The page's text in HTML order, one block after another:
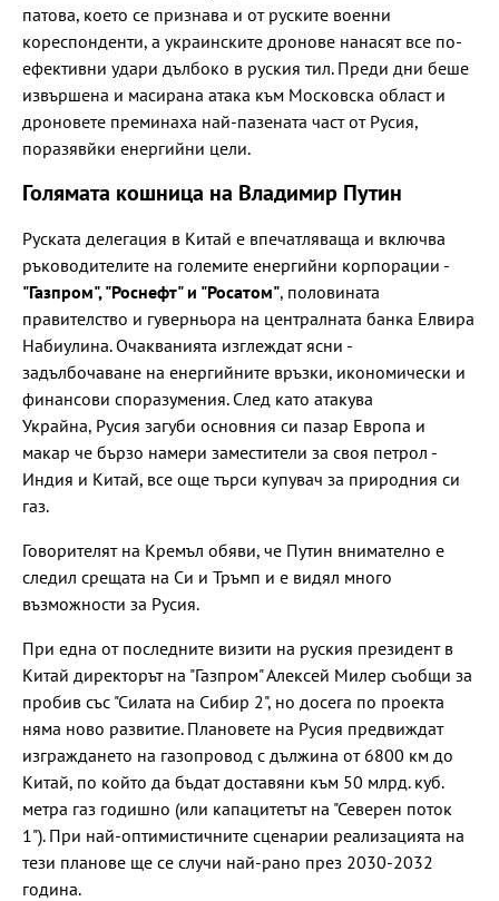
патова, което се признава и от руските военни
кореспонденти, а украинските дронове нанасят все по-
ефективни удари дълбоко в руския тил. Преди дни беше
извършена и масирана атака към Московска област и
дроновете преминаха най-пазената част от Русия,
поразявйки енергийни цели.
Голямата кошница на Владимир Путин
Руската делегация в Китай е впечатляваща и включва
ръководителите на големите енергийни корпорации -
"Газпром", "Роснефт" и "Росатом", половината
правителство и гуверньора на централната банка Елвира
Набиулина. Очакванията изглеждат ясни -
задълбочаване на енергийните връзки, икономически и
финансови споразумения. След като атакува
Украйна, Русия загуби основния си пазар Европа и
макар че бързо намери заместители за своя петрол -
Индия и Китай, все още търси купувач за природния си
газ.
Говорителят на Кремъл обяви, че Путин внимателно е
следил срещата на Си и Тръмп и е видял много
възможности за Русия.
При една от последните визити на руския президент в
Китай директорът на "Газпром" Алексей Милер съобщи за
пробив със "Силата на Сибир 2", но досега по проекта
няма ново развитие. Плановете на Русия предвиждат
изграждането на газопровод с дължина от 6800 км до
Китай, по който да бъдат доставяни към 50 млрд. куб.
метра газ годишно (или капацитетът на "Северен поток
1"). При най-оптимистичните сценарии реализацията на
тези планове ще се случи най-рано през 2030-2032
година.